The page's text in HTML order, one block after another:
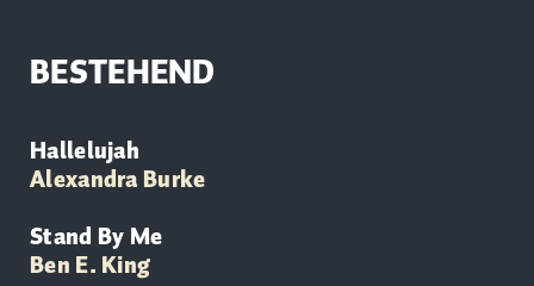
BESTEHEND
Hallelujah
Alexandra Burke
Stand By Me
Ben E. King